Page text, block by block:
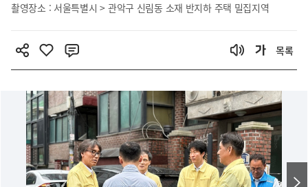
촬영장소 : 서울특별시 > 관악구 신림동 소재 반지하 주택 밀집지역
목록